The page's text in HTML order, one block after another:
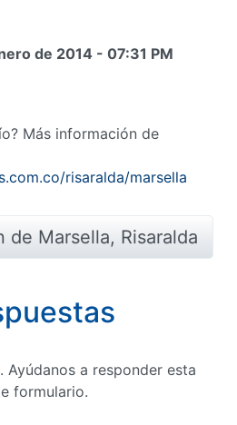
de 2014 - 07:31 PM
Más información de
risaralda/marsella
de Marsella, Risaralda
Ayúdanos a responder esta
formulario.